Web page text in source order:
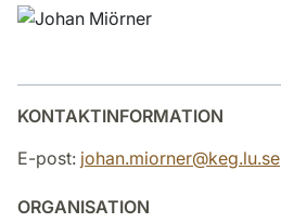
KONTAKTINFORMATION
E-post: johan.miorner@keg.lu.se
ORGANISATION